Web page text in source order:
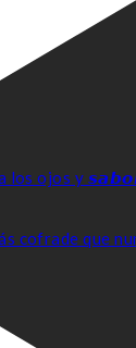
cofrade que